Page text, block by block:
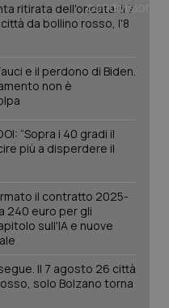
ritirata dell'ondata: il 7
da bollino rosso, l'8
e il perdono di Biden.
non è
“Sopra i 40 gradi il
più a disperdere il
il contratto 2025-
240 euro per gli
sull'IA e nuove
Il 7 agosto 26 città
solo Bolzano torna
Google LLC
.quotidianosanita.it